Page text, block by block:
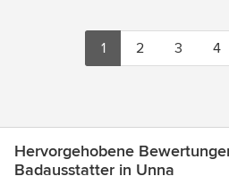
1 2 3 4
Hervorgehobene
Badausstatter in Unna